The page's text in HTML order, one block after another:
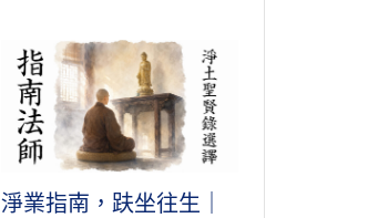
淨業指南，趺坐往生｜